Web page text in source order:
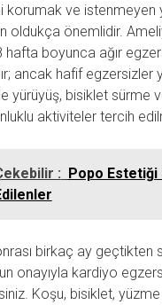
korumak ve istenmeyen
oldukça önemlidir.
hafta boyunca ağır
ancak hafif egzersizler
yürüyüş, bisiklet sürme
aktiviteler tercih
: Popo Estetiği
birkaç ay geçtikten
onayıyla kardiyo
Koşu, bisiklet,